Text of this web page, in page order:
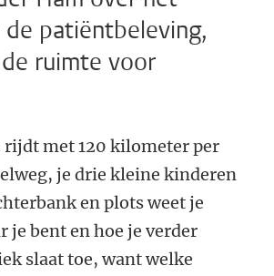
de patiëntbeleving,
ruimte voor
rijdt met 120 kilometer per
je drie kleine kinderen
en plots weet je
je bent en hoe je verder
slaat toe, want welke